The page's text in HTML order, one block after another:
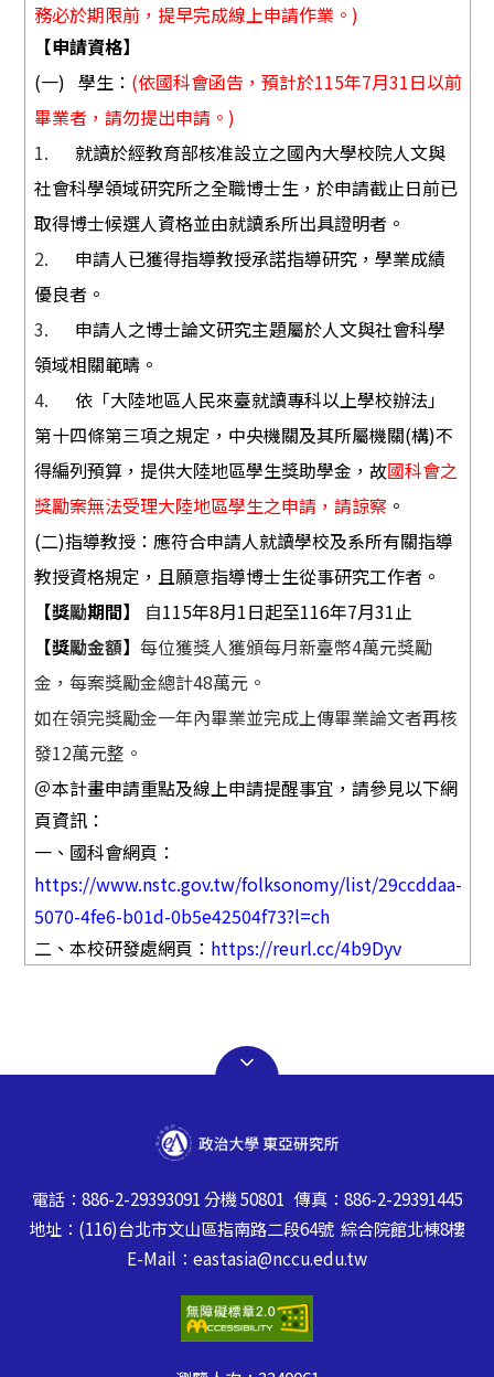
務必於期限前，提早完成線上申請作業。 )
【申請資格】
(一) 學生： (依國科會函告，預計於115年7月31日以前
畢業者，請勿提出申請。 )
1. 就讀於經教育部核准設立之國內大學校院人文與
社會科學領域研究所之全職博士生，於申請截止日前已
取得博士候選人資格並由就讀系所出具證明者。
2. 申請人已獲得指導教授承諾指導研究，學業成績
優良者。
3. 申請人之博士論文研究主題屬於人文與社會科學
領域相關範疇。
4. 依「大陸地區人民來臺就讀專科以上學校辦法」
第十四條第三項之規定，中央機關及其所屬機關(構)不
得編列預算，提供大陸地區學生獎助學金，故國科會之
獎勵案無法受理大陸地區學生之申請，請諒察 。
(二)指導教授：應符合申請人就讀學校及系所有關指導
教授資格規定，且願意指導博士生從事研究工作者。
【獎勵期間】 自115年8月1日起至116年7月31止
【獎勵金額】 每位獲獎人獲頒每月新臺幣4萬元獎勵
金，每案獎勵金總計48萬元。
如在領完獎勵金一年內畢業並完成上傳畢業論文者再核
發12萬元整。
＠本計畫申請重點及線上申請提醒事宜，請參見以下網
頁資訊：
一、 國科會網頁：
https://www.nstc.gov.tw/folksonomy/list/29ccddaa-
5070-4fe6-b01d-0b5e42504f73?l=ch
二、 本校研發處網頁： https://reurl.cc/4b9Dyv
電話：886-2-29393091 分機 50801 傳真：886-2-29391445
地址：(116)台北市文山區指南路二段64號 綜合院館北棟8樓
E-Mail：eastasia@nccu.edu.tw